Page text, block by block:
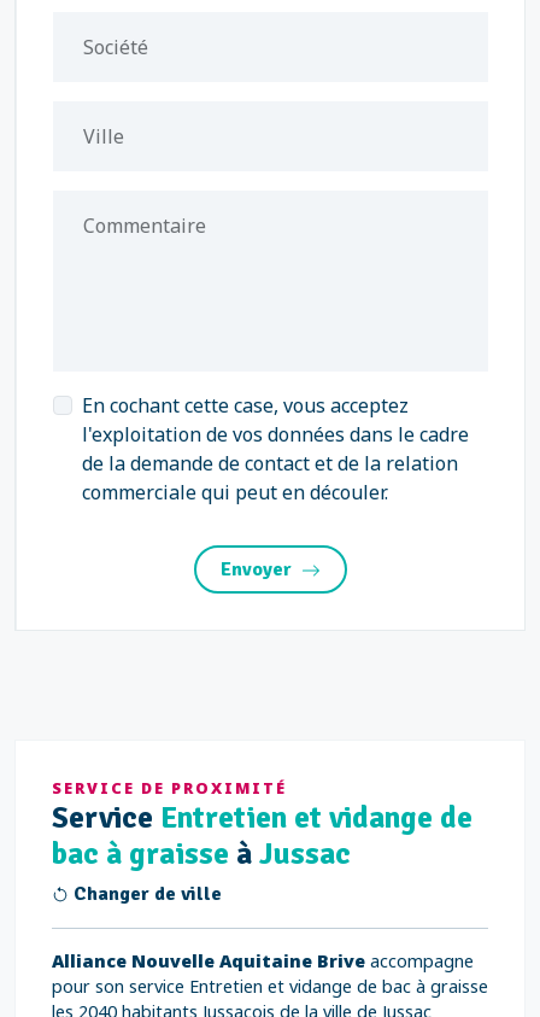
Société
Ville
Commentaire
En cochant cette case, vous acceptez
l'exploitation de vos données dans le cadre
de la demande de contact et de la relation
commerciale qui peut en découler.
Envoyer
SERVICE DE PROXIMITÉ
Service Entretien et vidange de
bac à graisse àJussac
Changer de ville
Alliance Nouvelle Aquitaine Brive accompagne
pour son service Entretien et vidange de bac à graisse
les 2040 habitants Jussacois de la ville de Jussac